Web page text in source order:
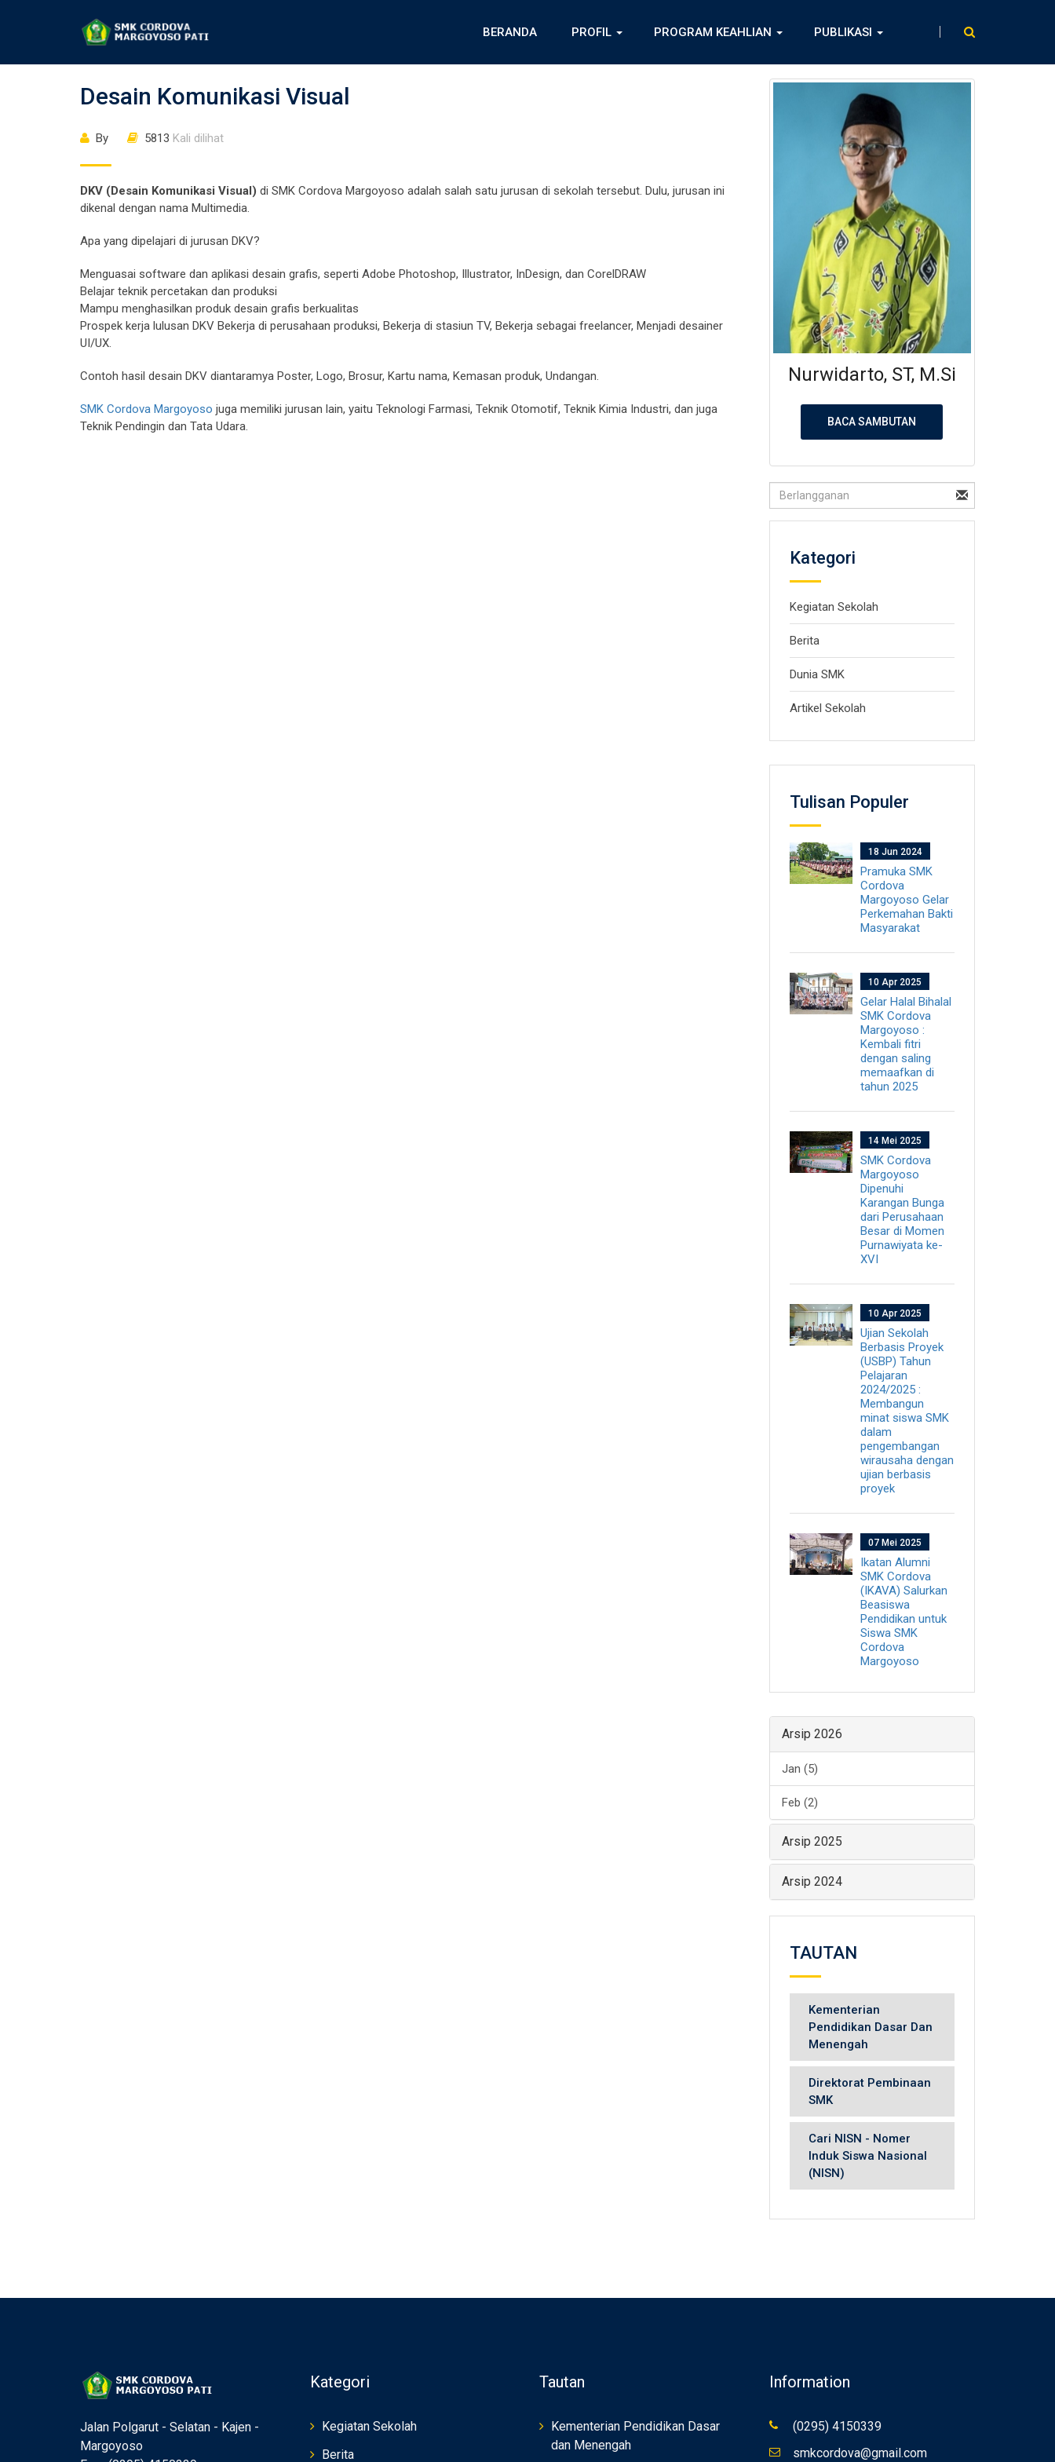
BERANDA PROFIL PROGRAM KEAHLIAN PUBLIKASI
Desain Komunikasi Visual
By 5813 Kali dilihat
DKV (Desain Komunikasi Visual) di SMK Cordova Margoyoso adalah salah satu jurusan di sekolah tersebut. Dulu, jurusan ini
dikenal dengan nama Multimedia.
Apa yang dipelajari di jurusan DKV?
Menguasai software dan aplikasi desain grafis, seperti Adobe Photoshop, Illustrator, InDesign, dan CorelDRAW
Belajar teknik percetakan dan produksi
Mampu menghasilkan produk desain grafis berkualitas
Prospek kerja lulusan DKV Bekerja di perusahaan produksi, Bekerja di stasiun TV, Bekerja sebagai freelancer, Menjadi desainer
UI/UX.
Contoh hasil desain DKV diantaramya Poster, Logo, Brosur, Kartu nama, Kemasan produk, Undangan.
SMK Cordova Margoyoso juga memiliki jurusan lain, yaitu Teknologi Farmasi, Teknik Otomotif, Teknik Kimia Industri, dan juga
Teknik Pendingin dan Tata Udara.
Nurwidarto, ST, M.Si
BACA SAMBUTAN
Kategori
Kegiatan Sekolah
Berita
Dunia SMK
Artikel Sekolah
Tulisan Populer
18 Jun 2024
Pramuka SMK
Cordova
Margoyoso Gelar
Perkemahan Bakti
Masyarakat
10 Apr 2025
Gelar Halal Bihalal
SMK Cordova
Margoyoso :
Kembali fitri
dengan saling
memaafkan di
tahun 2025
14 Mei 2025
SMK Cordova
Margoyoso
Dipenuhi
Karangan Bunga
dari Perusahaan
Besar di Momen
Purnawiyata ke-
XVI
10 Apr 2025
Ujian Sekolah
Berbasis Proyek
(USBP) Tahun
Pelajaran
2024/2025 :
Membangun
minat siswa SMK
dalam
pengembangan
wirausaha dengan
ujian berbasis
proyek
07 Mei 2025
Ikatan Alumni
SMK Cordova
(IKAVA) Salurkan
Beasiswa
Pendidikan untuk
Siswa SMK
Cordova
Margoyoso
Arsip 2026
Jan (5)
Feb (2)
Arsip 2025
Arsip 2024
TAUTAN
Kementerian
Pendidikan Dasar Dan
Menengah
Direktorat Pembinaan
SMK
Cari NISN - Nomer
Induk Siswa Nasional
(NISN)
Jalan Polgarut - Selatan - Kajen -
Margoyoso
Kategori
Kegiatan Sekolah
Berita
Tautan
Kementerian Pendidikan Dasar
dan Menengah
Information
(0295) 4150339
smkcordova@gmail.com